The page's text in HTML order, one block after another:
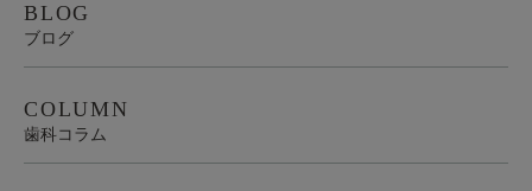
BLOG
ブログ
COLUMN
歯科コラム